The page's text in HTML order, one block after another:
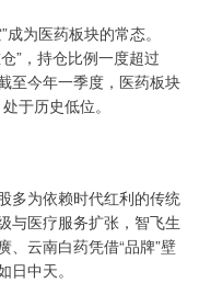
为医药板块的常态。
”，持仓比例一度超过
至今年一季度，医药板块
于历史低位。
多为依赖时代红利的传统
与医疗服务扩张，智飞生
、云南白药凭借“品牌”壁
中天。